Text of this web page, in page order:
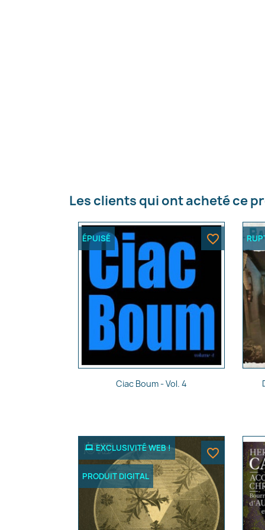
Les clients qui ont acheté ce
Aperçu rapide
Ciac Boum - Vol. 4
ÉPUISÉ favorite_border
EXCLUSIVITÉ WEB !
PRODUIT DIGITAL
favorite_border